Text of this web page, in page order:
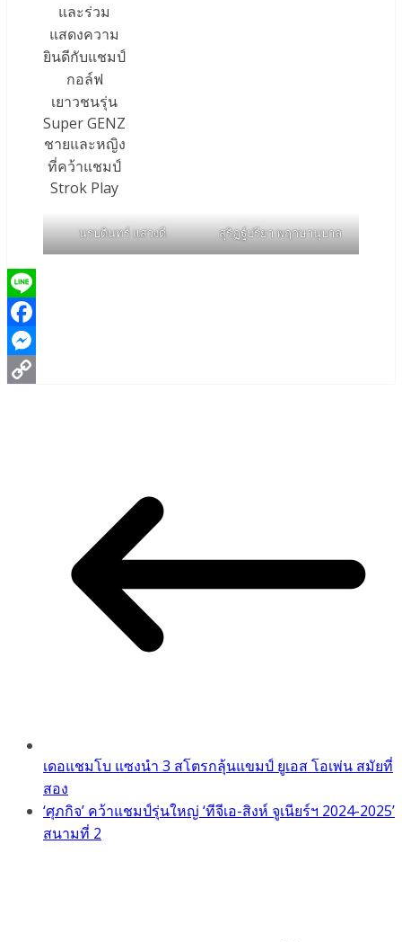
และร่วม
แสดงความ
ยินดีกับแชมป์
กอล์ฟ
เยาวชนรุ่น
Super GENZ
ชายและหญิง
ที่คว้าแชมป์
Strok Play
นรบดินทร์ แสวงดี สุริฏฐ์ปรียา พฤกษานุบาล
Line
Facebook
Messenger
เดอแชมโบ แซงนำ 3 สโตรกลุ้นแขมป์ ยูเอส โอเพ่น สมัยที่
สอง
‘ศุภกิจ’ คว้าแชมป์รุ่นใหญ่ ‘ทีจีเอ-สิงห์ จูเนียร์ฯ 2024-2025’
สนามที่ 2